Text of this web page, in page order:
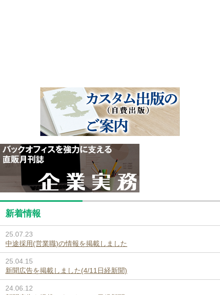
新着情報
25.07.23
中途採用(営業職)の情報を掲載しました
25.04.15
新聞広告を掲載しました(4/11日経新聞)
24.06.12